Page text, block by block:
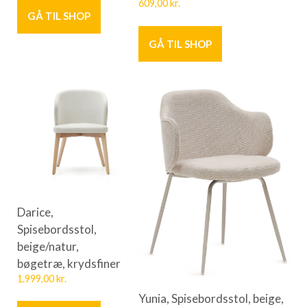
GÅ TIL SHOP
609,00kr.
GÅ TIL SHOP
Darice,
Spisebordsstol,
beige/natur,
bøgetræ, krydsfiner
1.999,00kr.
Yunia, Spisebordsstol, beige,